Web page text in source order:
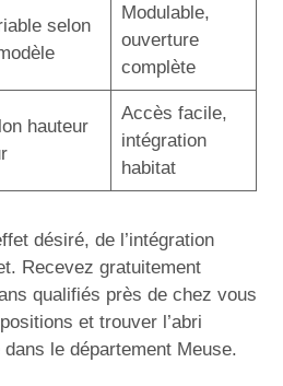
selon
Modulable,
ouverture
complète
hauteur
Accès facile,
intégration
habitat
désiré, de l’intégration
Recevez gratuitement
qualifiés près de chez vous
et trouver l’abri
le département Meuse.